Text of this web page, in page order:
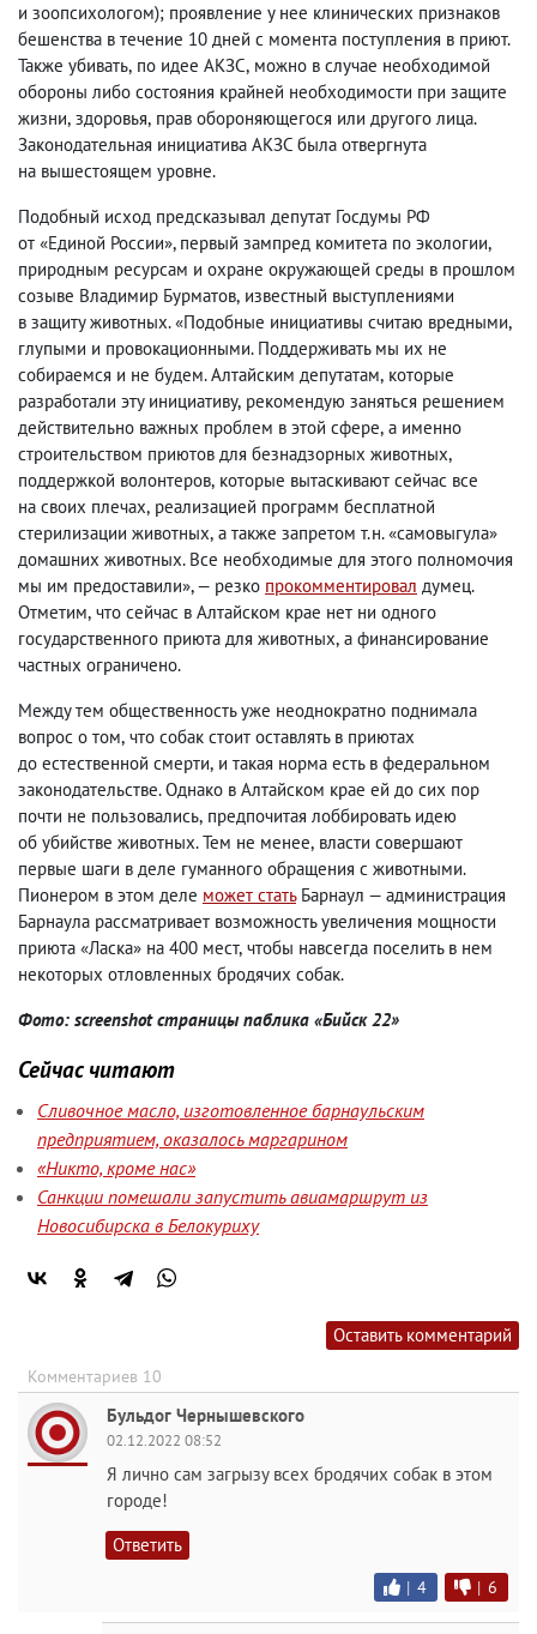
и зоопсихологом); проявление у нее клинических признаков
бешенства в течение 10 дней с момента поступления в приют.
Также убивать, по идее АКЗС, можно в случае необходимой
обороны либо состояния крайней необходимости при защите
жизни, здоровья, прав обороняющегося или другого лица.
Законодательная инициатива АКЗС была отвергнута
на вышестоящем уровне.
Подобный исход предсказывал депутат Госдумы РФ
от «Единой России», первый зампред комитета по экологии,
природным ресурсам и охране окружающей среды в прошлом
созыве Владимир Бурматов, известный выступлениями
в защиту животных. «Подобные инициативы считаю вредными,
глупыми и провокационными. Поддерживать мы их не
собираемся и не будем. Алтайским депутатам, которые
разработали эту инициативу, рекомендую заняться решением
действительно важных проблем в этой сфере, а именно
строительством приютов для безнадзорных животных,
поддержкой волонтеров, которые вытаскивают сейчас все
на своих плечах, реализацией программ бесплатной
стерилизации животных, а также запретом т.н. «самовыгула»
домашних животных. Все необходимые для этого полномочия
мы им предоставили», — резко прокомментировал думец.
Отметим, что сейчас в Алтайском крае нет ни одного
государственного приюта для животных, а финансирование
частных ограничено.
Между тем общественность уже неоднократно поднимала
вопрос о том, что собак стоит оставлять в приютах
до естественной смерти, и такая норма есть в федеральном
законодательстве. Однако в Алтайском крае ей до сих пор
почти не пользовались, предпочитая лоббировать идею
об убийстве животных. Тем не менее, власти совершают
первые шаги в деле гуманного обращения с животными.
Пионером в этом деле может статьБарнаул — администрация
Барнаула рассматривает возможность увеличения мощности
приюта «Ласка» на 400 мест, чтобы навсегда поселить в нем
некоторых отловленных бродячих собак.
Фото: screenshot страницы паблика «Бийск 22»
Сейчас читают
Сливочное масло, изготовленное барнаульским
предприятием, оказалось маргарином
«Никто, кроме нас»
Санкции помешали запустить авиамаршрут из
Новосибирска в Белокуриху
Оставить комментарий
Комментариев 10
Бульдог Чернышевского
02.12.2022 08:52
Я лично сам загрызу всех бродячих собак в этом
городе!
Ответить
| 4 | 6